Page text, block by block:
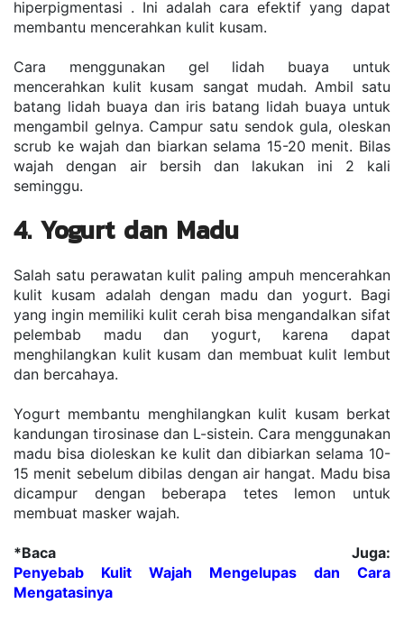
hiperpigmentasi . Ini adalah cara efektif yang dapat
membantu mencerahkan kulit kusam.
Cara menggunakan gel lidah buaya untuk
mencerahkan kulit kusam sangat mudah. Ambil satu
batang lidah buaya dan iris batang lidah buaya untuk
mengambil gelnya. Campur satu sendok gula, oleskan
scrub ke wajah dan biarkan selama 15-20 menit. Bilas
wajah dengan air bersih dan lakukan ini 2 kali
seminggu.
4. Yogurt dan Madu
Salah satu perawatan kulit paling ampuh mencerahkan
kulit kusam adalah dengan madu dan yogurt. Bagi
yang ingin memiliki kulit cerah bisa mengandalkan sifat
pelembab madu dan yogurt, karena dapat
menghilangkan kulit kusam dan membuat kulit lembut
dan bercahaya.
Yogurt membantu menghilangkan kulit kusam berkat
kandungan tirosinase dan L-sistein. Cara menggunakan
madu bisa dioleskan ke kulit dan dibiarkan selama 10-
15 menit sebelum dibilas dengan air hangat. Madu bisa
dicampur dengan beberapa tetes lemon untuk
membuat masker wajah.
*Baca Juga:
Penyebab Kulit Wajah Mengelupas dan Cara
Mengatasinya